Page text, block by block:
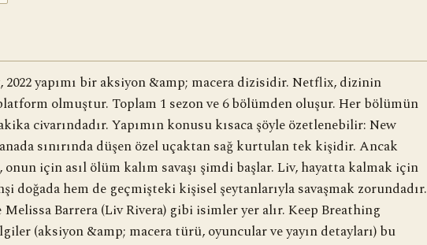
2022 yapımı bir aksiyon &amp; macera dizisidir. Netflix, dizinin
olmuştur. Toplam 1 sezon ve 6 bölümden oluşur. Her bölümün
civarındadır. Yapımın konusu kısaca şöyle özetlenebilir: New
sınırında düşen özel uçaktan sağ kurtulan tek kişidir. Ancak
için asıl ölüm kalım savaşı şimdi başlar. Liv, hayatta kalmak için
doğada hem de geçmişteki kişisel şeytanlarıyla savaşmak zorundadır.
Barrera (Liv Rivera) gibi isimler yer alır. Keep Breathing
(aksiyon &amp; macera türü, oyuncular ve yayın detayları) bu